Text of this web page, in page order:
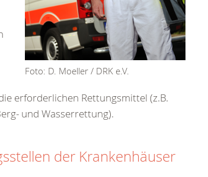
Foto: D. Moeller / DRK e.V.
erforderlichen Rettungsmittel (z.B.
und Wasserrettung).
der Krankenhäuser